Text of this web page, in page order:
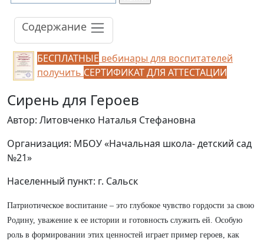
Содержание
БЕСПЛАТНЫЕ вебинары для воспитателей
получить СЕРТИФИКАТ ДЛЯ АТТЕСТАЦИИ
Сирень для Героев
Автор: Литовченко Наталья Стефановна
Организация: МБОУ «Начальная школа- детский сад
№21»
Населенный пункт: г. Сальск
Патриотическое воспитание – это глубокое чувство гордости за свою
Родину, уважение к ее истории и готовность служить ей. Особую
роль в формировании этих ценностей играет пример героев, как